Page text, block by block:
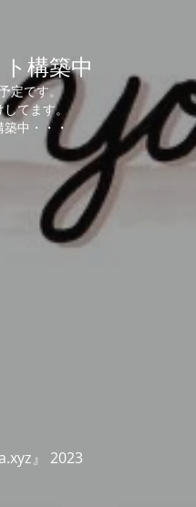
構築中
定です。
してます。
中・・・
』 2023